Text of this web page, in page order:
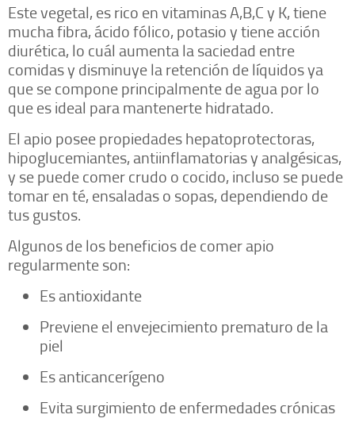
Este vegetal, es rico en vitaminas A,B,C y K, tiene
mucha fibra, ácido fólico, potasio y tiene acción
diurética, lo cuál aumenta la saciedad entre
comidas y disminuye la retención de líquidos ya
que se compone principalmente de agua por lo
que es ideal para mantenerte hidratado.
El apio posee propiedades hepatoprotectoras,
hipoglucemiantes, antiinflamatorias y analgésicas,
y se puede comer crudo o cocido, incluso se puede
tomar en té, ensaladas o sopas, dependiendo de
tus gustos.
Algunos de los beneficios de comer apio
regularmente son:
Es antioxidante
Previene el envejecimiento prematuro de la
piel
Es anticancerígeno
Evita surgimiento de enfermedades crónicas